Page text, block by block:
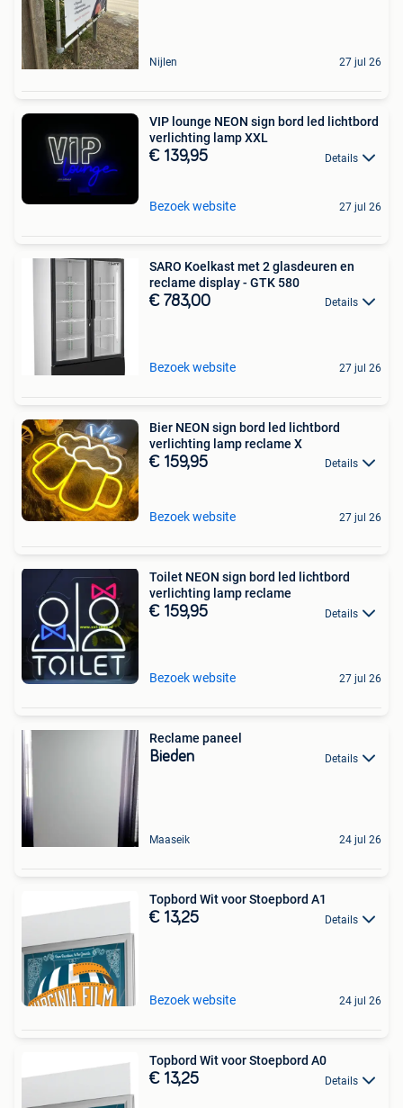
Nijlen 27 jul 26
VIP lounge NEON sign bord led lichtbord
verlichting lamp XXL
€ 139,95 Details
Bezoek website 27 jul 26
SARO Koelkast met 2 glasdeuren en
reclame display - GTK 580
€ 783,00 Details
Bezoek website 27 jul 26
Bier NEON sign bord led lichtbord
verlichting lamp reclame X
€ 159,95 Details
Bezoek website 27 jul 26
Toilet NEON sign bord led lichtbord
verlichting lamp reclame
€ 159,95 Details
Bezoek website 27 jul 26
Reclame paneel
Bieden Details
Maaseik 24 jul 26
Topbord Wit voor Stoepbord A1
€ 13,25 Details
Bezoek website 24 jul 26
Topbord Wit voor Stoepbord A0
€ 13,25 Details